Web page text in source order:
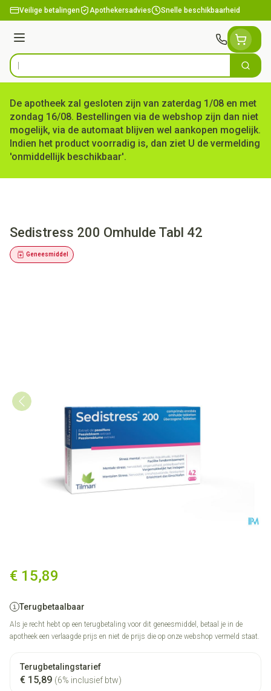
Ga naar de inhoud
Veilige betalingen Apothekersadvies Snelle beschikbaarheid
Menu
Product, merk, categorie... Zoek
De apotheek zal gesloten zijn van zaterdag 1/08 en met
zondag 16/08. Bestellingen via de webshop zijn dan niet
mogelijk, via de automaat blijven wel aankopen mogelijk.
Indien het product voorradig is, dan ziet U de vermelding
'onmiddellijk beschikbaar'.
Sedistress 200 Omhulde Tabl 42
Geneesmiddel
€ 15,89
Terugbetaalbaar
Als je recht hebt op een terugbetaling voor dit geneesmiddel, betaal je in de
apotheek een verlaagde prijs en niet de prijs die op onze webshop vermeld staat.
Terugbetalingstarief
€ 15,89 (6% inclusief btw)